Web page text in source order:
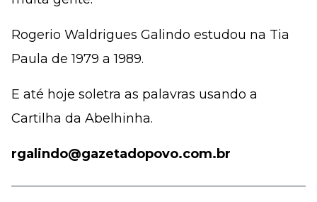
Rogerio Waldrigues Galindo estudou na Tia
Paula de 1979 a 1989.
E até hoje soletra as palavras usando a
Cartilha da Abelhinha.
rgalindo@gazetadopovo.com.br